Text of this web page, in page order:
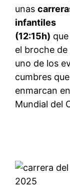
unas
infantiles
(12:15h)
el broche de
uno de los
cumbres
enmarcan
Mundial del